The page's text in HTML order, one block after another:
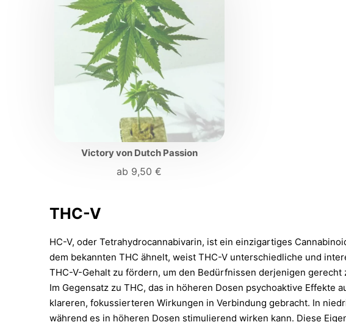
Victory von Dutch Passion
ab 9,50€
THC-V
HC-V, oder Tetrahydrocannabivarin, ist ein einzigartiges
dem bekannten THC ähnelt, weist THC-V unterschiedliche und
THC-V-Gehalt zu fördern, um den Bedürfnissen derjenigen
Im Gegensatz zu THC, das in höheren Dosen psychoaktive
klareren, fokussierteren Wirkungen in Verbindung gebracht. In
während es in höheren Dosen stimulierend wirken kann. Diese